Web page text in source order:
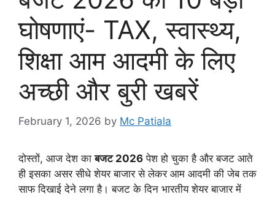
घोषणाएं- TAX, स्वास्थ्य,
शिक्षा आम आदमी के लिए
अच्छी और बुरी खबरें
February 1, 2026 by Mc Patiala
दोस्तों, आज देश काबजट 2026 पेश हो चुका है और बजट आते
ही इसका असर सीधे शेयर बाजार से लेकर आम आदमी की जेब तक
साफ दिखाई देने लगा है। बजट के दिन भारतीय शेयर बाजार में